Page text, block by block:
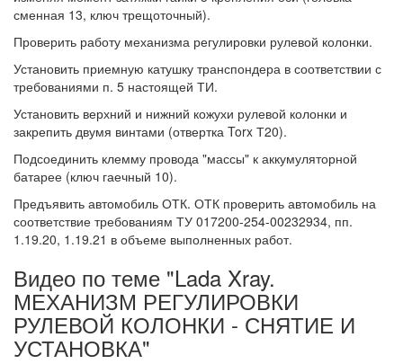
сменная 13, ключ трещоточный).
Проверить работу механизма регулировки рулевой колонки.
Установить приемную катушку транспондера в соответствии с
требованиями п. 5 настоящей ТИ.
Установить верхний и нижний кожухи рулевой колонки и
закрепить двумя винтами (отвертка Torx Т20).
Подсоединить клемму провода "массы" к аккумуляторной
батарее (ключ гаечный 10).
Предъявить автомобиль ОТК. ОТК проверить автомобиль на
соответствие требованиям ТУ 017200-254-00232934, пп.
1.19.20, 1.19.21 в объеме выполненных работ.
Видео по теме "Lada Xray.
МЕХАНИЗМ РЕГУЛИРОВКИ
РУЛЕВОЙ КОЛОНКИ - СНЯТИЕ И
УСТАНОВКА"